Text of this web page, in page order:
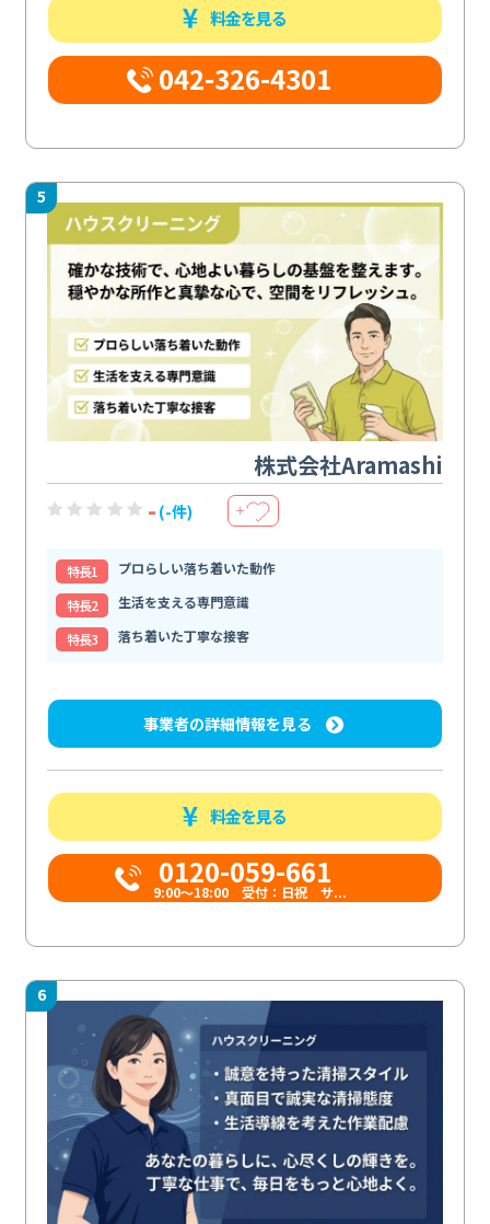
料金を見る
042-326-4301
5
株式会社Aramashi
- (-件) ＋
特⻑1
プロらしい落ち着いた動作
特⻑2
生活を支える専門意識
特⻑3
落ち着いた丁寧な接客
事業者の詳細情報を見る
料金を見る
0120-059-661
9:00〜18:00 受付：日祝 サ...
6